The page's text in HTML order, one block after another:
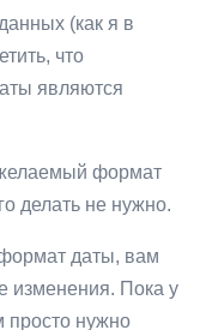
(как я в
что
являются
формат
делать не нужно.
даты, вам
изменения. Пока у
просто нужно